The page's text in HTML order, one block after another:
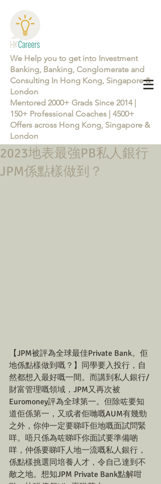
We Help you to get into Investment
Banking, Banking, Conglomerate and
Consulting In Hong Kong, Singapore &
London
Mentored 2000+ Grads Since 2014 |
150+ Professional Coaches | 4500+
Offers across Hong Kong, Singapore &
London
2023地表最強PB私人銀行
JPM係點樣做到？
【JPM被評為全球最佳Private Bank。佢
地係點樣做到嘅？】同學要入投行，自
然都想入最好嘅一間。而講到私人銀行/
財富管理嘅領域，JPM又再次被
Euromoney評為全球第一。但除咗要知
道佢係第一，又或者佢哋嘅AUM有幾勁
之外，你仲一定要睇吓佢地嘅面試問緊
咩。唔只係為咗睇吓你面試要準備啲
咩，仲係要睇吓人地一流嘅私人銀行，
係點樣挑選同培養人才，令自己達到不
敵之地。想知JPM Private Bank點解咁